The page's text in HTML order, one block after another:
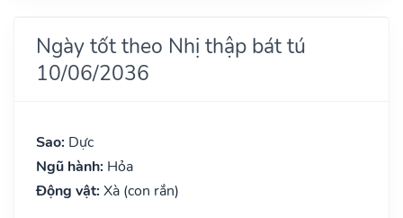
Ngày tốt theo Nhị thập bát tú
10/06/2036
Sao: Dực
Ngũ hành: Hỏa
Động vật: Xà (con rắn)